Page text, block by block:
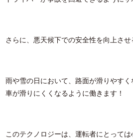
さらに、悪天候下での安全性を向上させ
雨や雪の日において、路面が滑りやす
車が滑りにくくなるように働きます！
このテクノロジーは、運転者にとっては